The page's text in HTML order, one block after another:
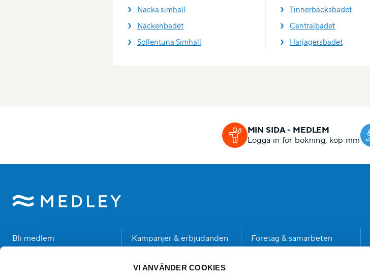
VI ANVÄNDER COOKIES
Nacka simhall
Näckenbadet
Sollentuna Simhall
Tinnerbäcksbadet
Centralbadet
Harjagersbadet
MIN SIDA - MEDLEM
Logga in för bokning, köp mm
Bli medlem
Kampanjer & erbjudanden
Företag & samarbeten